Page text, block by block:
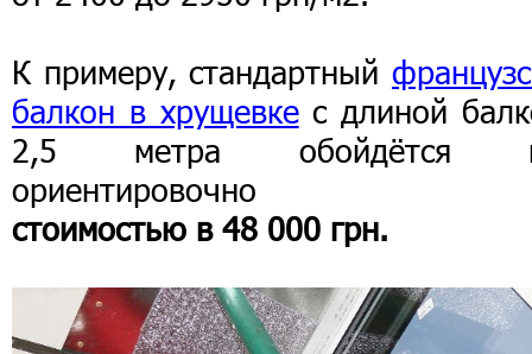
К примеру, стандартный
балкон в хрущевкес длиной
2,5 метра обойдётся
ориентировочно
стоимостью в 48 000 грн.